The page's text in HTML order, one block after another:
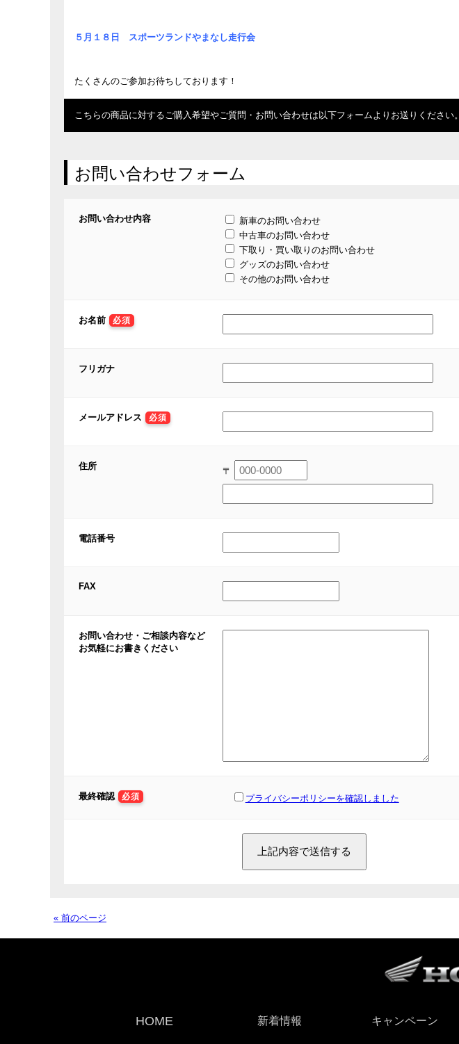
５月１８日 スポーツランドやまなし走行会
たくさんのご参加お待ちしております！
こちらの商品に対するご購入希望やご質問・お問い合わせは以下フォームよりお送りください。
お問い合わせフォーム
お問い合わせ内容
新車のお問い合わせ
中古車のお問い合わせ
下取り・買い取りのお問い合わせ
グッズのお問い合わせ
その他のお問い合わせ
お名前 必須
フリガナ
メールアドレス 必須
住所 〒
電話番号
FAX
お問い合わせ・ご相談内容など
お気軽にお書きください
最終確認 必須 プライバシーポリシーを確認しました
« 前のページ
HOME 新着情報 キャンペーン